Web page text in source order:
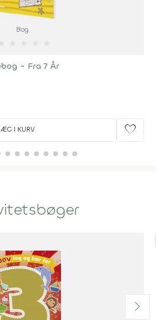
Bog
- Fra 7 År
I KURV favorite